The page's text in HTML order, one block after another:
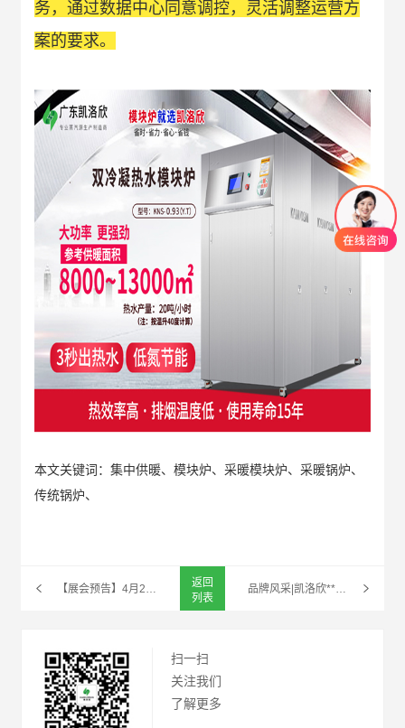
务，通过数据中心同意调控，灵活调整运营方
案的要求。
本文关键词：集中供暖、模块炉、采暖模块炉、采暖锅炉、
传统锅炉、
返回
列表
扫一扫
关注我们
了解更多